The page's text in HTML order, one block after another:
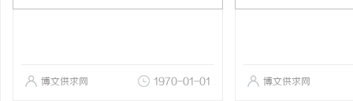
博文供求网 1970-01-01 博文供求网